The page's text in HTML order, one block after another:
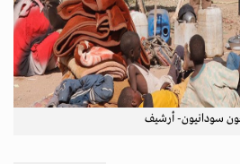
سودانيون- أرشيف